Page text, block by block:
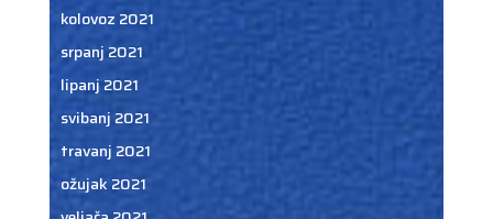
kolovoz 2021
srpanj 2021
lipanj 2021
svibanj 2021
travanj 2021
ožujak 2021